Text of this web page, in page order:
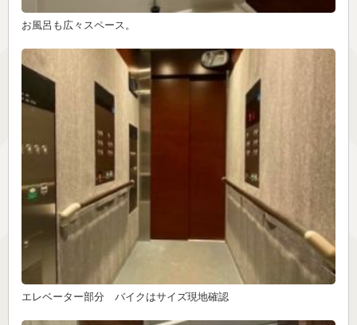
お風呂も広々スペース。
エレベーター部分 バイクはサイズ現地確認